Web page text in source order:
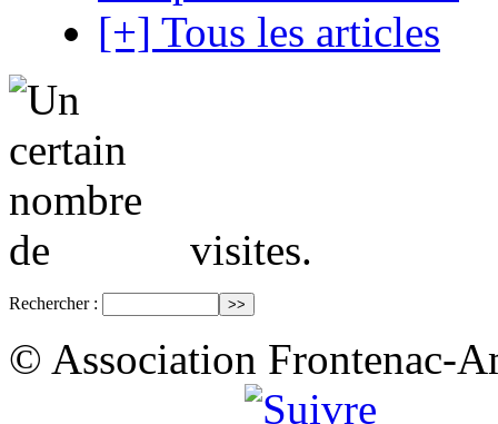
[+] Tous les articles
visites.
Rechercher :
© Association Frontenac-